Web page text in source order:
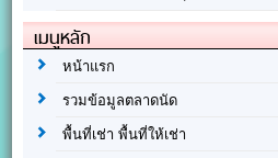
เมนูหลัก
หน้าแรก
รวมข้อมูลตลาดนัด
พื้นที่เช่า พื้นที่ให้เช่า